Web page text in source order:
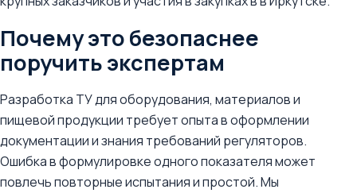
Почему это безопаснее
поручить экспертам
Разработка ТУ для оборудования, материалов и
пищевой продукции требует опыта в оформлении
документации и знания требований регуляторов.
Ошибка в формулировке одного показателя может
повлечь повторные испытания и простой. Мы